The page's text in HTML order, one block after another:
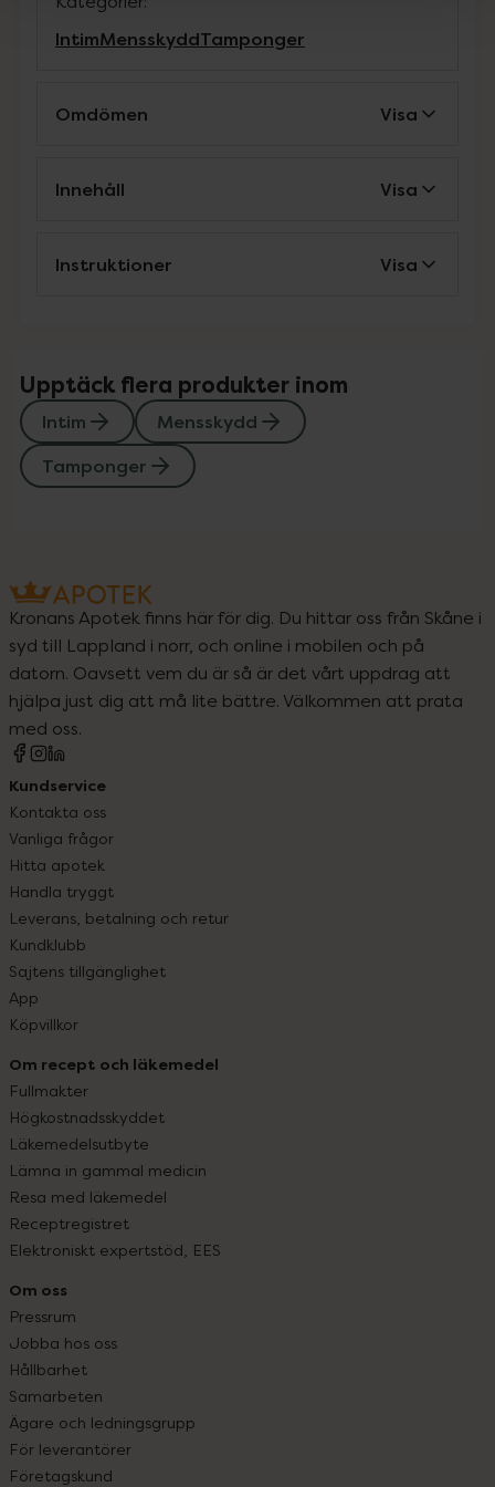
IntimMensskyddTamponger
Omdömen Visa
Innehåll Visa
Instruktioner Visa
Upptäck flera produkter inom
Intim
Mensskydd
Tamponger
Kronans Apotek finns här för dig. Du hittar oss från Skåne i
syd till Lappland i norr, och online i mobilen och på
datorn. Oavsett vem du är så är det vårt uppdrag att
hjälpa just dig att må lite bättre. Välkommen att prata
med oss.
Kundservice
Kontakta oss
Vanliga frågor
Hitta apotek
Handla tryggt
Leverans, betalning och retur
Kundklubb
Sajtens tillgänglighet
App
Köpvillkor
Om recept och läkemedel
Fullmakter
Högkostnadsskyddet
Läkemedelsutbyte
Lämna in gammal medicin
Resa med läkemedel
Receptregistret
Elektroniskt expertstöd, EES
Om oss
Pressrum
Jobba hos oss
Hållbarhet
Samarbeten
Ägare och ledningsgrupp
För leverantörer
Företagskund